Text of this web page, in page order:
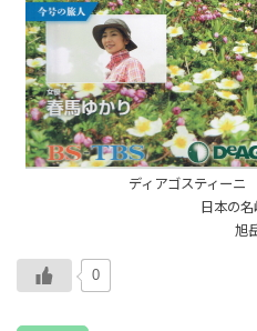
ディアゴスティー
日本の
旭
0